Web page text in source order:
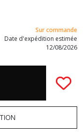
Sur commande
Date d'expédition estimée
12/08/2026